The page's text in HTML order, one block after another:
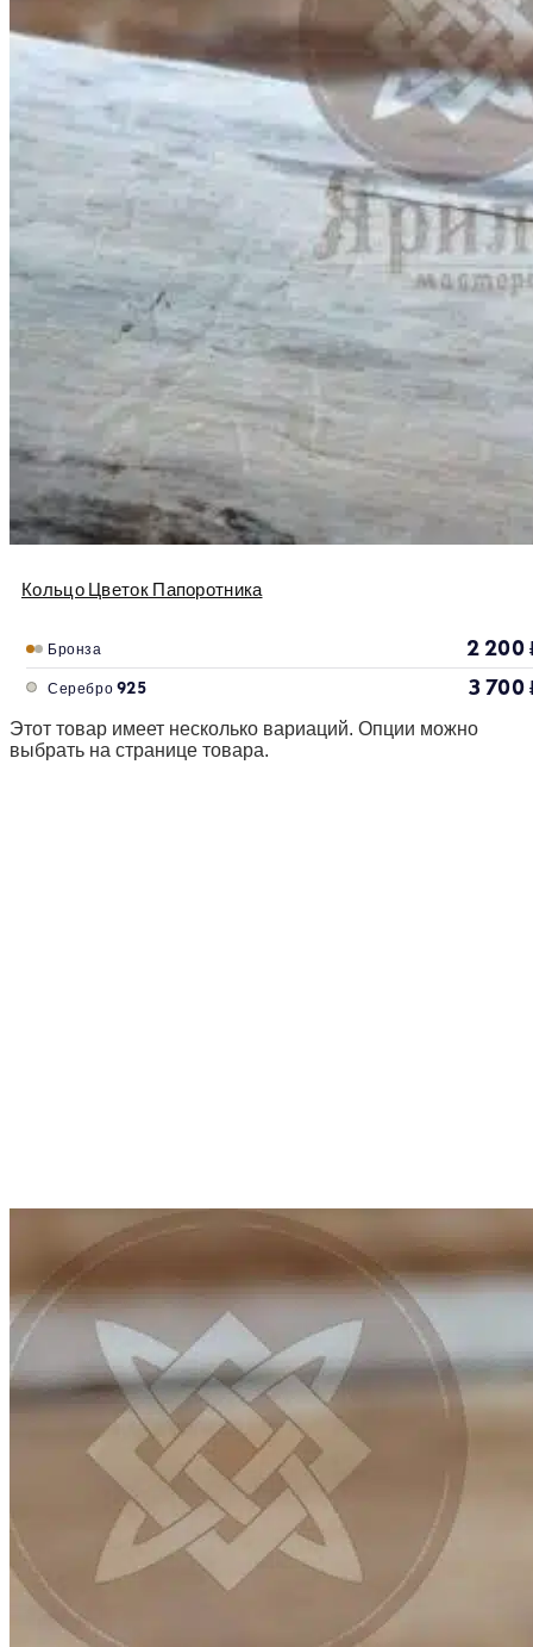
Кольцо Цветок Папоротника
Бронза 2 200
Серебро 925 3 700
Этот товар имеет несколько вариаций. Опции можно
выбрать на странице товара.